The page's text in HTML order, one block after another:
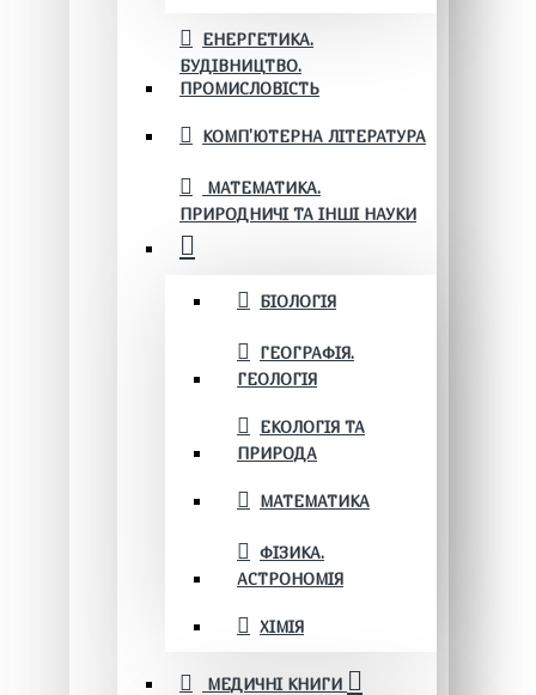
ЕНЕРГЕТИКА.
БУДІВНИЦТВО.
ПРОМИСЛОВІСТЬ
КОМП'ЮТЕРНА ЛІТЕРАТУРА
МАТЕМАТИКА.
ПРИРОДНИЧІ ТА ІНШІ НАУКИ
БІОЛОГІЯ
ГЕОГРАФІЯ.
ГЕОЛОГІЯ
ЕКОЛОГІЯ ТА
ПРИРОДА
МАТЕМАТИКА
ФІЗИКА.
АСТРОНОМІЯ
ХІМІЯ
МЕДИЧНІ КНИГИ